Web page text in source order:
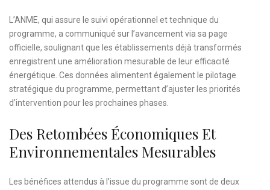
L’ANME, qui assure le suivi opérationnel et technique du
programme, a communiqué sur l’avancement via sa page
officielle, soulignant que les établissements déjà transformés
enregistrent une amélioration mesurable de leur efficacité
énergétique. Ces données alimentent également le pilotage
stratégique du programme, permettant d’ajuster les priorités
d’intervention pour les prochaines phases.
Des Retombées Économiques Et
Environnementales Mesurables
Les bénéfices attendus à l’issue du programme sont de deux